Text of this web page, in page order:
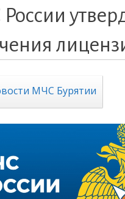
МЧС Бурятии